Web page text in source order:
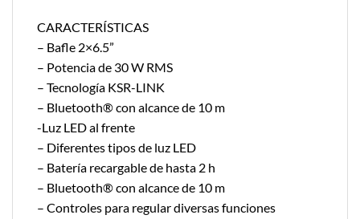
CARACTERÍSTICAS
– Bafle 2×6.5”
– Potencia de 30 W RMS
– Tecnología KSR-LINK
– Bluetooth® con alcance de 10 m
-Luz LED al frente
– Diferentes tipos de luz LED
– Batería recargable de hasta 2 h
– Bluetooth® con alcance de 10 m
– Controles para regular diversas funciones